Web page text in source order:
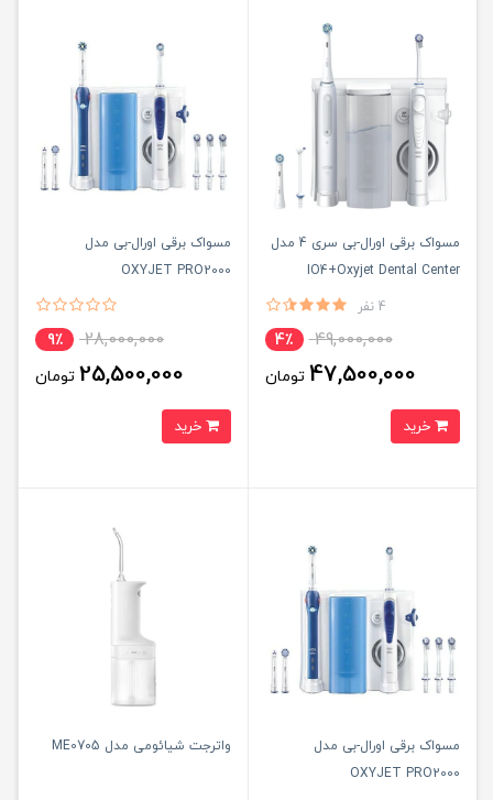
مسواک برقی اورال-بی سری 4 مدل
IO4+Oxyjet Dental Center
4 نفر
49,000,000 4٪
47,500,000 تومان
مسواک برقی اورال-بی مدل
OXYJET PRO2000
28,000,000 9٪
25,500,000 تومان
خرید
مسواک برقی اورال-بی مدل
OXYJET PRO2000
واترجت شیائومی مدل ME0705